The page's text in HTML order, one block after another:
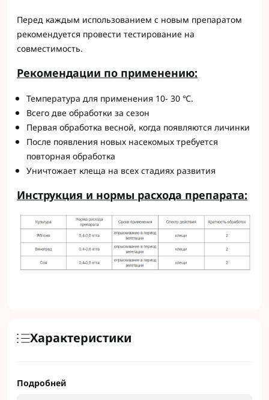
Перед каждым использованием с новым препаратом
рекомендуется провести тестирование на
совместимость.
Рeкомендации по применению:
Температура для применения 10- 30 ℃.
Всего две обработки за сезон
Первая обработка весной, когда появляются личинки
После появления новых насекомых требуется
повторная обработка
Уничтожает клеща на всех стадиях развития
Инструкция и нормы рaсхода прeпaрaтa:
Характеристики
Подробней